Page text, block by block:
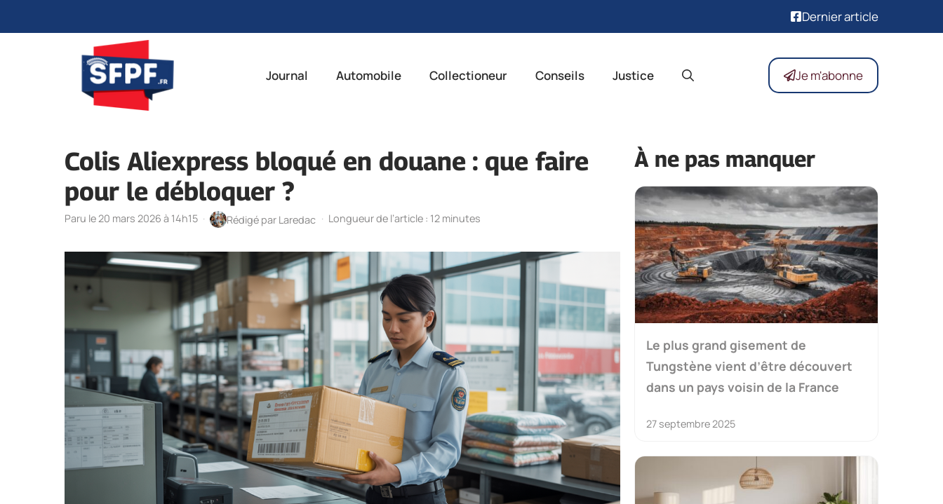
Dernier article
Journal Automobile Collectioneur Conseils Justice Je m'abonne
Colis Aliexpress bloqué en douane : que faire
pour le débloquer ?
Paru le 20 mars 2026 à 14h15 · Rédigé par Laredac · Longueur de l’article : 12 minutes
À ne pas manquer
Le plus grand gisement de
Tungstène vient d’être découvert
dans un pays voisin de la France
27 septembre 2025